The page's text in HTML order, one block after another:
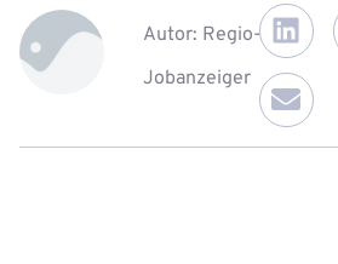
Autor: Regio-
Jobanzeiger